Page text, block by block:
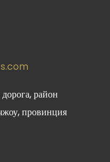
район
провинция